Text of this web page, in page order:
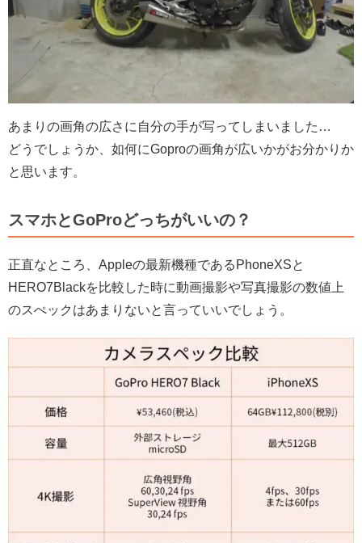
あまりの画角の広さに自分の手が写ってしまいました…
どうでしょうか、如何にGoproの画角が広いかがお分かりか
と思います。
スマホとGoProどっちがいいの？
正直なところ、Appleの最新機種であるPhoneXSと
HERO7Blackを比較した時に動画撮影や写真撮影の数値上
のスぺックはあまりないと言っていいでしょう。